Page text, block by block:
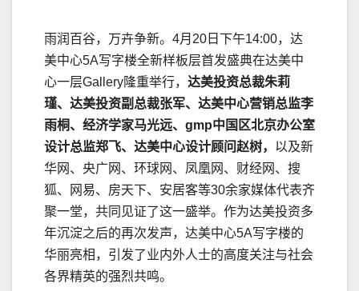
雨润百谷，万卉争新。4月20日下午14:00，达
美中心5A写字楼全新样板层首发盛典在达美中
心一层Gallery隆重举行， 达美投资总裁朱莉
瑾、达美投资副总裁张军、达美中心营销总监李
雨桐、经济学家马光远、 gmp中国区北京办公室
设计总监郑飞、达美中心设计顾问赵树， 以及新
华网、央广网、环球网、凤凰网、财经网、搜
狐、网易、房天下、安居客等30余家媒体代表齐
聚一堂，共同见证了这一盛举。作为达美投资多
年沉淀之后的再次发声，达美中心5A写字楼的
华丽亮相，引发了业内外人士的高度关注与社会
各界精英的强烈共鸣。